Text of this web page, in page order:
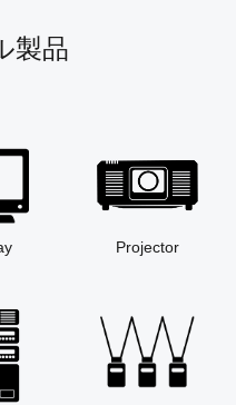
製品
Projector